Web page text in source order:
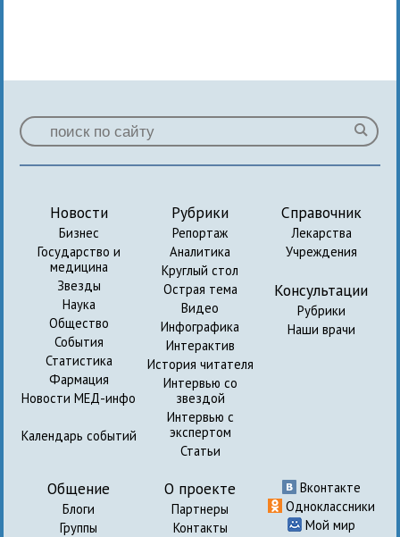
Новости
Бизнес
Государство и
медицина
Звезды
Наука
Общество
События
Статистика
Фармация
Новости МЕД-инфо
Календарь событий
Рубрики
Репортаж
Аналитика
Круглый стол
Острая тема
Видео
Инфографика
Интерактив
История читателя
Интервью со
звездой
Интервью с
экспертом
Статьи
Справочник
Лекарства
Учреждения
Консультации
Рубрики
Наши врачи
Общение
Блоги
Группы
О проекте
Партнеры
Контакты
Вконтакте
Одноклассники
Мой мир